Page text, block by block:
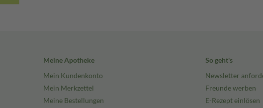
Meine Apotheke
Mein Kundenkonto
Mein Merkzettel
Meine Bestellungen
So geht's
Newsletter
Freunde werben
E-Rezept einlösen